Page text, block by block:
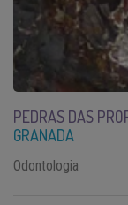
PEDRAS DAS
GRANADA
Odontologia